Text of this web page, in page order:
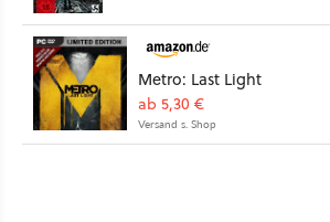
Metro: Last Light
ab 5,30 €
Versand s. Shop